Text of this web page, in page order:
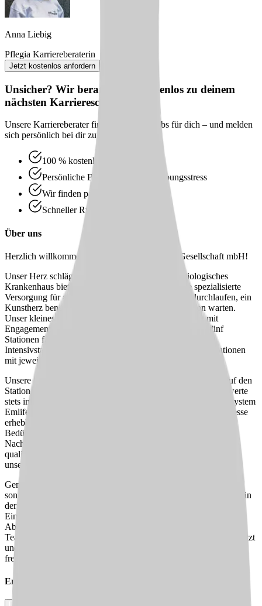
Anna Liebig
Pflegia Karriereberaterin
Jetzt kostenlos anfordern
Unsicher? Wir beraten dich kostenlos zu deinem
nächsten Karriereschritt
Unsere Karriereberater finden passende Jobs für dich – und melden
sich persönlich bei dir zurück.
100 % kostenlos & unverbindlich
Persönliche Beratung statt Bewerbungsstress
Wir finden passende Jobs für dich
Schneller Rückruf
Über uns
Herzlich willkommen bei der Paulinen Service Gesellschaft mbH!
Unser Herz schlägt für die Herzmedizin. Als kardiologisches
Krankenhaus bieten wir unseren Patient:innen eine spezialisierte
Versorgung für alle, die herzchirurgische Eingriffe durchlaufen, ein
Kunstherz benötigen oder auf eine Herztransplantation warten.
Unser kleines, starkes Team von 18 Mitarbeitenden ist mit
Engagement und Herzblut dabei und sorgt auf unseren fünf
Stationen für eine bestmögliche Betreuung, sei es auf der
Intensivstation mit 17 Betten oder auf den vier weiteren Stationen
mit jeweils 27 Betten.
Unsere technische Ausstattung ist so modern wie hilfreich: Auf den
Stationen sorgt ein umfassendes Monitoring dafür, dass Vitalwerte
stets im Blick sind, und unser elektronisches Dokumentationssystem
Emlife für Pflegeassistenten sowie SAP vereinfachen die Prozesse
erheblich – alles, damit wir den Fokus auf die Pflege und die
Bedürfnisse unserer Patient:innen legen können. Für die
Nachtdienste und Spätdienste ist unser Team auf allen Stationen
qualifiziert und einsatzbereit, wobei wir stets auf die Wünsche
unserer Mitarbeitenden eingehen.
Gemeinschaft und Zusammenhalt sind bei uns nicht nur Worte,
sondern gelebte Realität. Wir pflegen eine familiäre Atmosphäre, in
der jede und jeder auf den anderen zählen kann. Durch die feste
Einarbeitung auf allen Stationen ermöglichen wir Flexibilität und
Abwechslung im Arbeitsalltag. Wenn Du Teil eines eingespielten
Teams werden möchtest, das eine herzliche Zusammenarbeit schätzt
und gemeinsam die Patient:innenversorgung vorantreibt, dann
freuen wir uns darauf, Dich kennenzulernen!
Empfehle diesen